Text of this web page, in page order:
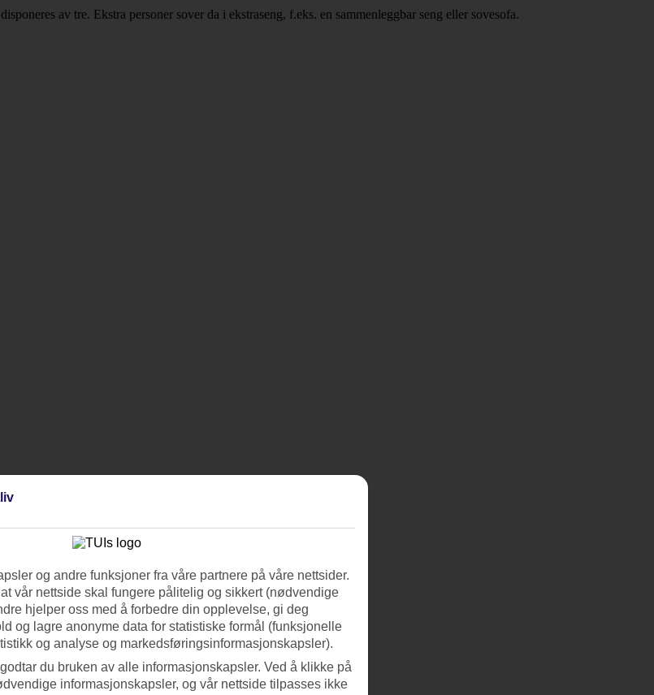
av tre. Ekstra personer sover da i ekstraseng, f.eks. en sammenleggbar seng eller sovesofa.
og andre funksjoner fra våre partnere på våre nettsider.
vår nettside skal fungere pålitelig og sikkert (nødvendige
hjelper oss med å forbedre din opplevelse, gi deg
og lagre anonyme data for statistiske formål (funksjonelle
og analyse og markedsføringsinformasjonskapsler).
du bruken av alle informasjonskapsler. Ved å klikke på
informasjonskapsler, og vår nettside tilpasses ikke